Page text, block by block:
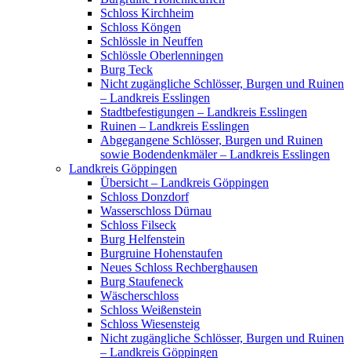
Schloss Kirchheim
Schloss Köngen
Schlössle in Neuffen
Schlössle Oberlenningen
Burg Teck
Nicht zugängliche Schlösser, Burgen und Ruinen
– Landkreis Esslingen
Stadtbefestigungen – Landkreis Esslingen
Ruinen – Landkreis Esslingen
Abgegangene Schlösser, Burgen und Ruinen
sowie Bodendenkmäler – Landkreis Esslingen
Landkreis Göppingen
Übersicht – Landkreis Göppingen
Schloss Donzdorf
Wasserschloss Dürnau
Schloss Filseck
Burg Helfenstein
Burgruine Hohenstaufen
Neues Schloss Rechberghausen
Burg Staufeneck
Wäscherschloss
Schloss Weißenstein
Schloss Wiesensteig
Nicht zugängliche Schlösser, Burgen und Ruinen
– Landkreis Göppingen